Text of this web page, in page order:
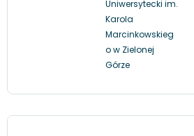
Uniwersytecki im.
Karola
Marcinkowskieg
o w Zielonej
Górze